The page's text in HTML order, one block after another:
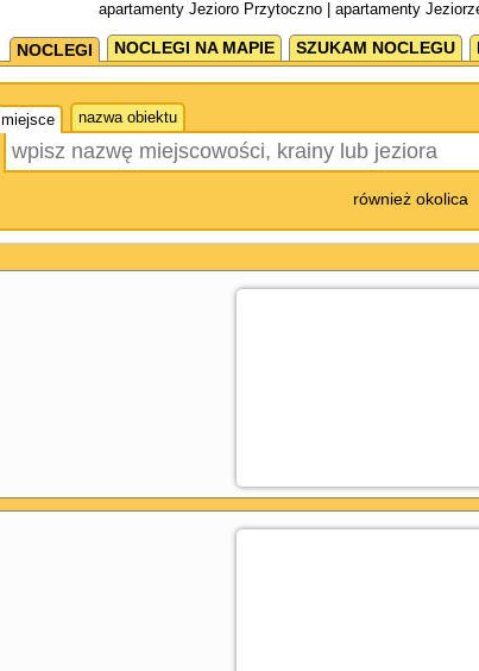
apartamenty Jezioro Przytoczno | apartamenty
NOCLEGI NOCLEGI NA MAPIE SZUKAM NOCLEGU
miejsce nazwa obiektu
również okolica